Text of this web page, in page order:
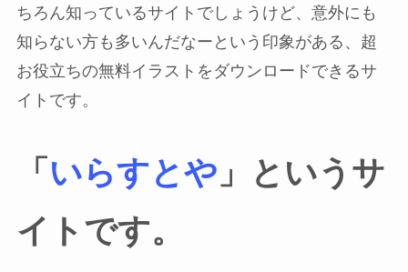
ちろん知っているサイトでしょうけど、意外にも
知らない方も多いんだなーという印象がある、超
お役立ちの無料イラストをダウンロードできるサ
イトです。
「 いらすとや 」というサ
イトです。